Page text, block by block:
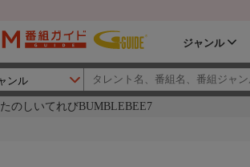
ジャンル
たのしいてれびBUMBLEBEE7